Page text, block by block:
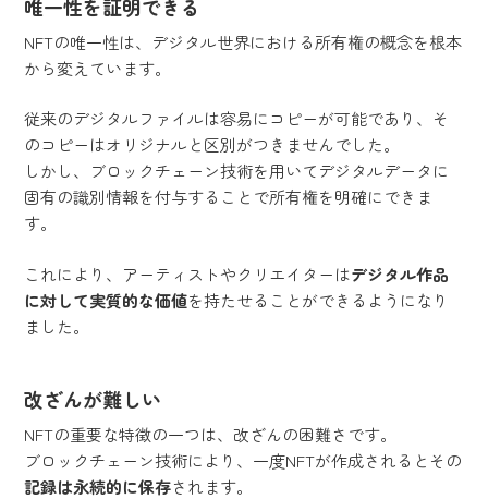
唯一性を証明できる
NFTの唯一性は、デジタル世界における所有権の概念を根本
から変えています。
従来のデジタルファイルは容易にコピーが可能であり、そ
のコピーはオリジナルと区別がつきませんでした。
しかし、ブロックチェーン技術を用いてデジタルデータに
固有の識別情報を付与することで所有権を明確にできま
す。
これにより、アーティストやクリエイターはデジタル作品
に対して実質的な価値を持たせることができるようになり
ました。
改ざんが難しい
NFTの重要な特徴の一つは、改ざんの困難さです。
ブロックチェーン技術により、一度NFTが作成されるとその
記録は永続的に保存されます。